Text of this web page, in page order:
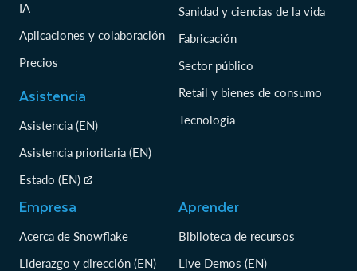
IA
Aplicaciones y colaboración
Precios
Asistencia
Asistencia (EN)
Asistencia prioritaria (EN)
Estado (EN)
Sanidad y ciencias de la vida
Fabricación
Sector público
Retail y bienes de consumo
Tecnología
Empresa
Acerca de Snowflake
Liderazgo y dirección (EN)
Aprender
Biblioteca de recursos
Live Demos (EN)